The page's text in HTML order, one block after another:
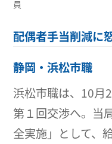
員
配偶者手当削減に
静岡・浜松市職
浜松市職は、10月
第１回交渉へ。当
全実施」として、